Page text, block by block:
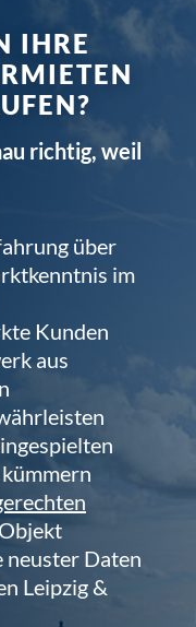
IHRE
richtig, weil
über
im
Kunden
aus
Daten
Leipzig &